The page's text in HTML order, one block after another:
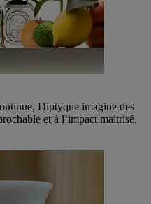
Diptyque imagine des
et à l’impact maitrisé.